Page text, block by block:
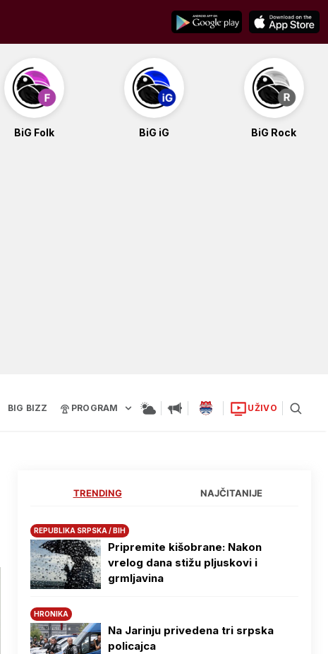
BiG Folk BiG iG BiG Rock
BIG BIZZ PROGRAM UŽIVO
TRENDING NAJČITANIJE
REPUBLIKA SRPSKA / BIH
Pripremite kišobrane: Nakon
vrelog dana stižu pljuskovi i
grmljavina
HRONIKA
Na Јarinju privedena tri srpska
policajca